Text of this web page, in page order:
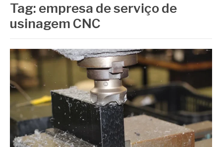
Tag: empresa de serviço de
usinagem CNC